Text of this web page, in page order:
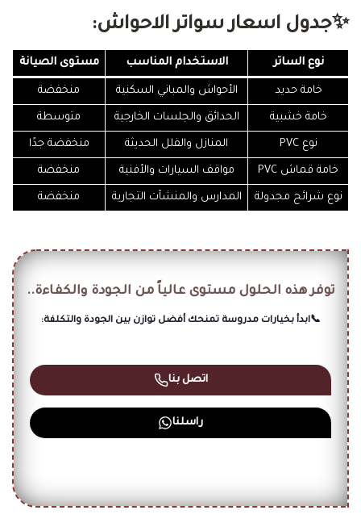
✨جدول اسعار سواتر الاحواش:
نوع الساتر الاستخدام المناسب مستوى الصيانة
خامة حديد الأحواش والمباني السكنية منخفضة
خامة خشبية الحدائق والجلسات الخارجية متوسطة
نوع PVC المنازل والفلل الحديثة منخفضة جدًا
خامة قماش PVC مواقف السيارات والأفنية منخفضة
نوع شرائح مجدولة المدارس والمنشآت التجارية منخفضة
توفر هذه الحلول مستوى عالياً من الجودة والكفاءة..
📞ابدأ بخيارات مدروسة تمنحك أفضل توازن بين الجودة والتكلفة:
اتصل بنا
راسلنا